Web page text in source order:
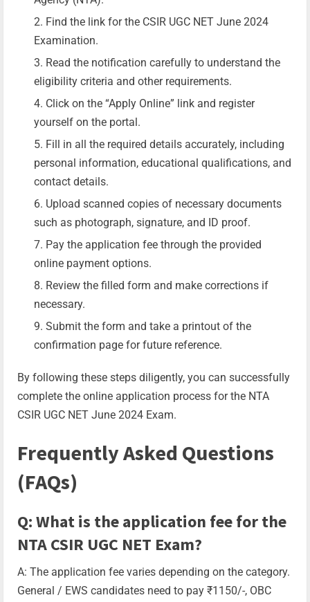
Find the link for the CSIR UGC NET June 2024
Examination.
Read the notification carefully to understand the
eligibility criteria and other requirements.
Click on the “Apply Online” link and register
yourself on the portal.
Fill in all the required details accurately, including
personal information, educational qualifications, and
contact details.
Upload scanned copies of necessary documents
such as photograph, signature, and ID proof.
Pay the application fee through the provided
online payment options.
Review the filled form and make corrections if
necessary.
Submit the form and take a printout of the
confirmation page for future reference.
By following these steps diligently, you can successfully
complete the online application process for the NTA
CSIR UGC NET June 2024 Exam.
Frequently Asked Questions
(FAQs)
Q: What is the application fee for the
NTA CSIR UGC NET Exam?
A: The application fee varies depending on the category.
General / EWS candidates need to pay ₹1150/-, OBC